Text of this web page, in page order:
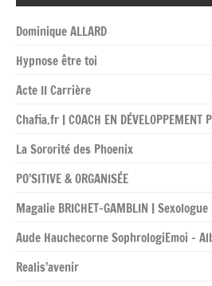
Dominique ALLARD
Hypnose être toi
Acte II Carrière
Chafia.fr | COACH EN DÉVELOPPEMENT
La Sororité des Phoenix
PO’SITIVE & ORGANISÉE
Magalie BRICHET-GAMBLIN | Sexologue
Aude Hauchecorne SophrologiEmoi –
Realis’avenir